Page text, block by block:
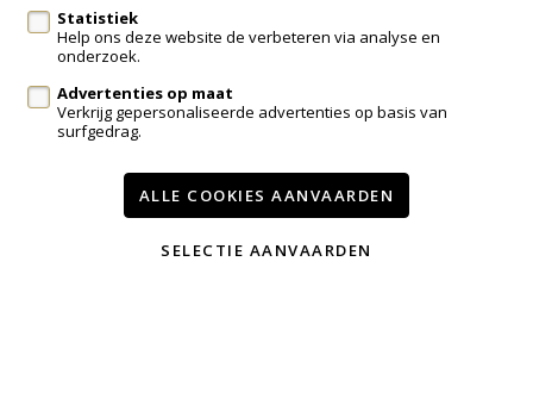
Te koop Te huur
Contact
Wijzig cookie voorkeuren
voorwaarden privacy powered by Whise
Statistiek
Help ons deze website de verbeteren via analyse en
onderzoek.
Advertenties op maat
Verkrijg gepersonaliseerde advertenties op basis van
surfgedrag.
ALLE COOKIES AANVAARDEN
SELECTIE AANVAARDEN